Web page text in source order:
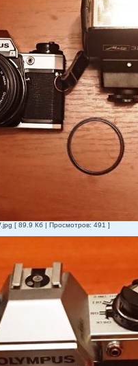
[ 89.9 Кб | Просмотров: 491 ]